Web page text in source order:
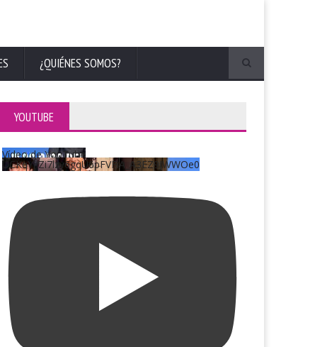
¿QUIÉNES SOMOS?
YOUTUBE
Vídeo de YouTube
UCKqYjiZi7lzy6gqU6pFVFiA_A3EZ9JWWOe0